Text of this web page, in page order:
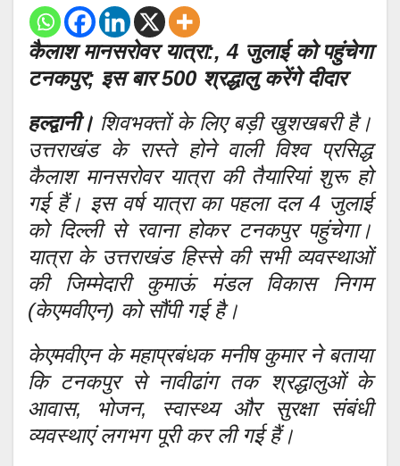
कैलाश मानसरोवर यात्रा:, 4 जुलाई को पहुंचेगा
टनकपुर; इस बार 500 श्रद्धालु करेंगे दीदार
हल्द्वानी। शिवभक्तों के लिए बड़ी खुशखबरी है।
उत्तराखंड के रास्ते होने वाली विश्व प्रसिद्ध
कैलाश मानसरोवर यात्रा की तैयारियां शुरू हो
गई हैं। इस वर्ष यात्रा का पहला दल 4 जुलाई
को दिल्ली से रवाना होकर टनकपुर पहुंचेगा।
यात्रा के उत्तराखंड हिस्से की सभी व्यवस्थाओं
की जिम्मेदारी कुमाऊं मंडल विकास निगम
(केएमवीएन) को सौंपी गई है।
केएमवीएन के महाप्रबंधक मनीष कुमार ने बताया
कि टनकपुर से नावीढांग तक श्रद्धालुओं के
आवास, भोजन, स्वास्थ्य और सुरक्षा संबंधी
व्यवस्थाएं लगभग पूरी कर ली गई हैं।